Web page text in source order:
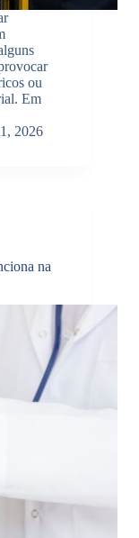
ou
Em
2026
na